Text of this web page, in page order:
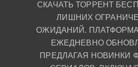
СКАЧАТЬ ТОРРЕНТ
ЛИШНИХ
ОЖИДАНИЙ. ПЛАТФОРМА
ЕЖЕДНЕВНО
ПРЕДЛАГАЯ НОВИНКИ